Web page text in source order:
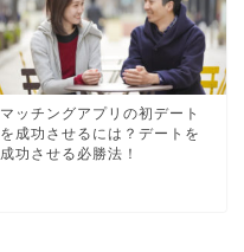
マッチングアプリの初デート
を成功させるには？デートを
成功させる必勝法！